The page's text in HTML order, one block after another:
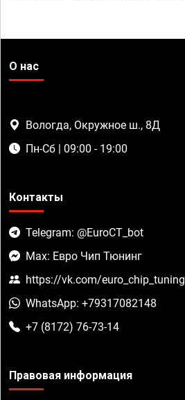
О нас
Вологда, Окружное ш., 8Д
Пн-Сб | 09:00 - 19:00
Контакты
Telegram: @EuroCT_bot
Max: Евро Чип Тюнинг
https://vk.com/euro_chip_tuning
WhatsApp: +79317082148
+7 (8172) 76-73-14
Правовая информация